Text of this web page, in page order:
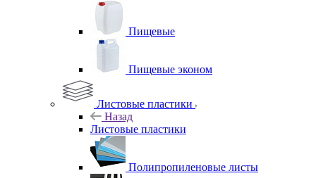
Пищевые
Пищевые эконом
Листовые пластики
Назад
Листовые пластики
Полипропиленовые листы